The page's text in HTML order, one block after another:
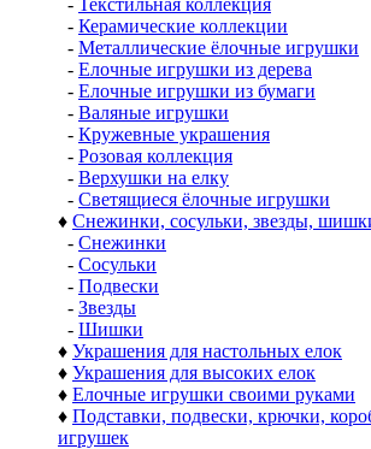
- Текстильная коллекция
- Керамические коллекции
- Металлические ёлочные игрушки
- Елочные игрушки из дерева
- Елочные игрушки из бумаги
- Валяные игрушки
- Кружевные украшения
- Розовая коллекция
- Верхушки на елку
- Светящиеся ёлочные игрушки
♦ Снежинки, сосульки, звезды,
- Снежинки
- Сосульки
- Подвески
- Звезды
- Шишки
♦ Украшения для настольных елок
♦ Украшения для высоких елок
♦ Елочные игрушки своими руками
♦ Подставки, подвески, крючки,
игрушек